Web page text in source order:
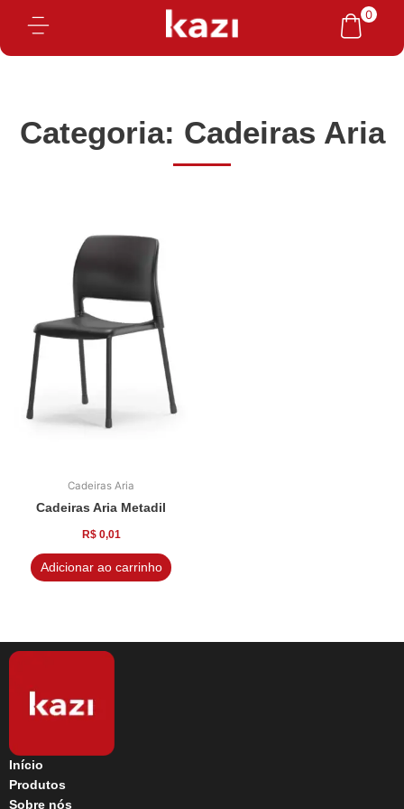
o
0
Categoria: Cadeiras Aria
Cadeiras Aria
Cadeiras Aria Metadil
R$0,01
Adicionar ao carrinho
Início
Produtos
Sobre nós